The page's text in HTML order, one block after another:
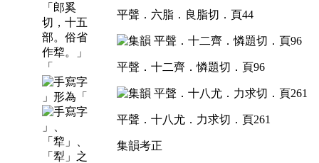
「郎奚
切，十五
部。俗省
作犂。」
「
」形為「
」、
「犂」、
「犁」之
平聲．六脂．良脂切．頁44
平聲．十二齊．憐題切．頁96
平聲．十八尤．力求切．頁261
集韻考正